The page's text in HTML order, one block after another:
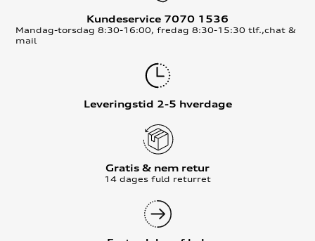
Kundeservice 7070 1536
Mandag-torsdag 8:30-16:00, fredag 8:30-15:30 tlf.,chat &
mail
Leveringstid 2-5 hverdage
Gratis & nem retur
14 dages fuld returret